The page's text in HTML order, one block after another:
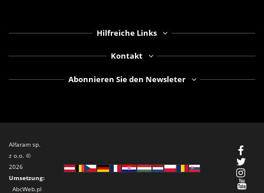
Hilfreiche Links
Kontakt
Abonnieren Sie den Newsleter
Alfaram sp.
z o.o. ©
2026
Umsetzung:
AbcWeb.pl